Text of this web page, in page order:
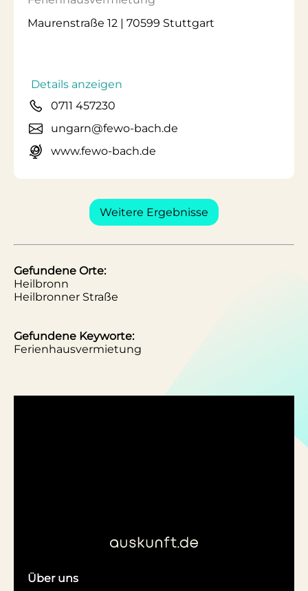
Maurenstraße 12 | 70599 Stuttgart
Details anzeigen
0711 457230
ungarn@fewo-bach.de
www.fewo-bach.de
Weitere Ergebnisse
Gefundene Orte:
Heilbronn
Heilbronner Straße
Gefundene Keyworte:
Ferienhausvermietung
Über uns